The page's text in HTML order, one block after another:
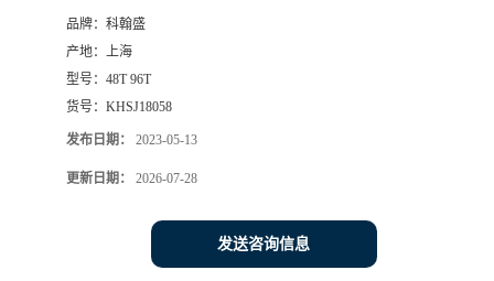
品牌： 科翰盛
产地： 上海
型号： 48T 96T
货号： KHSJ18058
发布日期： 2023-05-13
更新日期： 2026-07-28
发送咨询信息